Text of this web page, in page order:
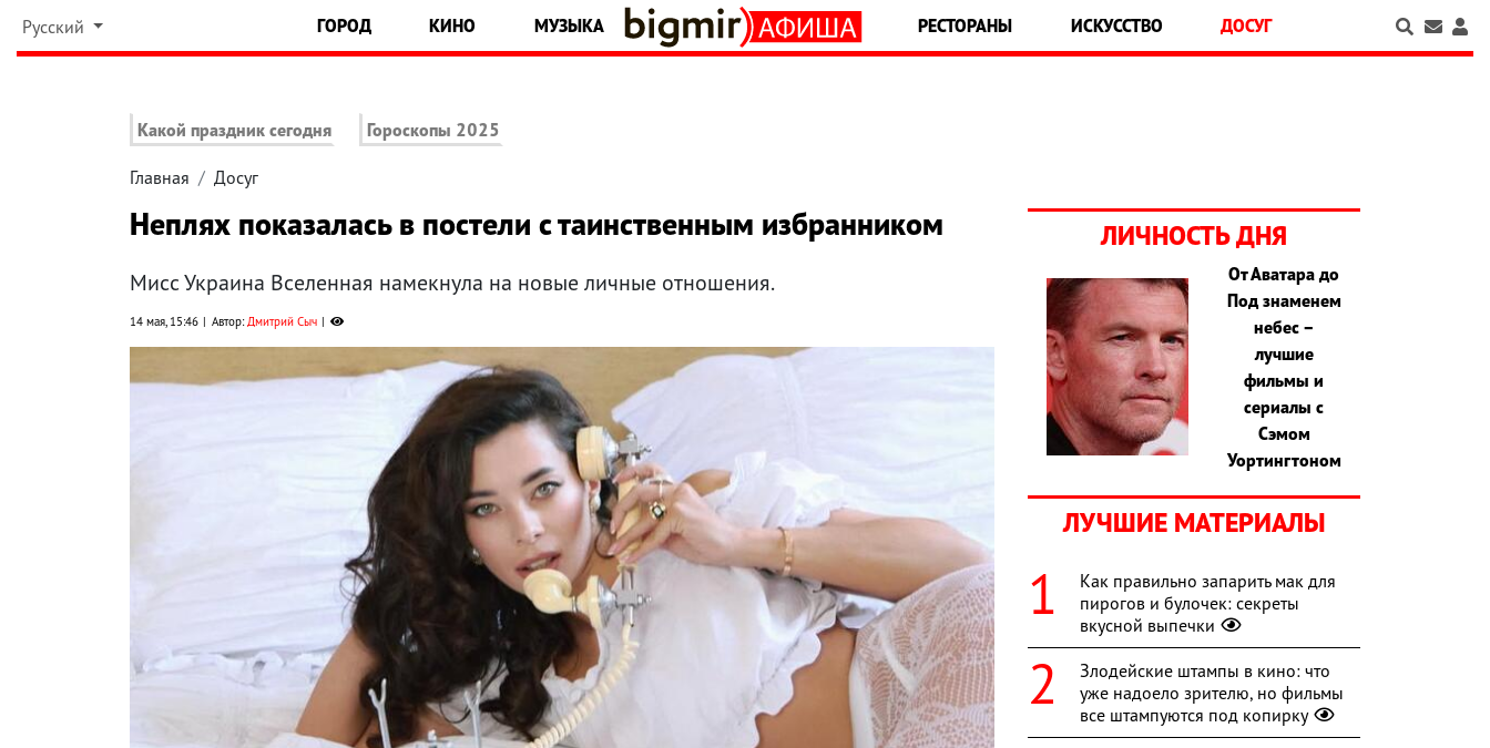
Русский ГОРОД КИНО МУЗЫКА РЕСТОРАНЫ ИСКУССТВО ДОСУГ
Какой праздник сегодня Гороскопы 2025
Главная Досуг
Неплях показалась в постели с таинственным избранником
Мисс Украина Вселенная намекнула на новые личные отношения.
14 мая, 15:46 Автор:Дмитрий Сыч
ЛИЧНОСТЬ ДНЯ
От Аватара до
Под знаменем
небес –
лучшие
фильмы и
сериалы с
Сэмом
Уортингтоном
ЛУЧШИЕ МАТЕРИАЛЫ
Как правильно запарить мак для
пирогов и булочек: секреты
вкусной выпечки
Злодейские штампы в кино: что
уже надоело зрителю, но фильмы
все штампуются под копирку